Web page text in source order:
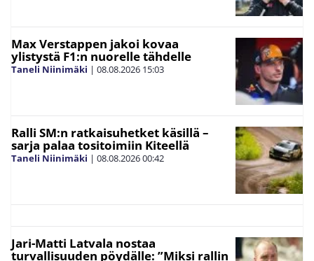
Max Verstappen jakoi kovaa
ylistystä F1:n nuorelle tähdelle
Taneli Niinimäki | 08.08.2026 15:03
Ralli SM:n ratkaisuhetket käsillä –
sarja palaa tositoimiin Kiteellä
Taneli Niinimäki | 08.08.202600:42
Jari-Matti Latvala nostaa
turvallisuuden pöydälle: ”Miksi rallin